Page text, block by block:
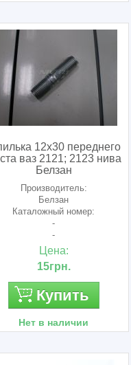
12х30 переднего
ваз 2121; 2123 нива
Белзан
Производитель:
Белзан
Каталожный номер:
-
-
Цена:
15грн.
Купить
Нет в наличии